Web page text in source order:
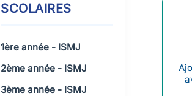
SCOLAIRES
1ère année - ISMJ
2ème année - ISMJ
3ème année - ISMJ